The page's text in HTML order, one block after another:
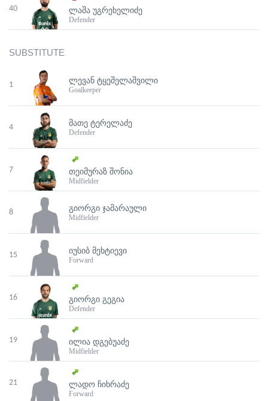
40 ᲚᲐᲨᲐ ᲣᲒᲠᲔᲮᲔᲚᲘᲫᲔ
Defender
SUBSTITUTE
1 ᲚᲔᲕᲐᲜ ᲢᲧᲔᲨᲔᲚᲐᲨᲕᲘᲚᲘ
Goalkeeper
4 ᲛᲐᲗᲔ ᲢᲔᲠᲔᲚᲐᲫᲔ
Defender
7 ᲗᲔᲘᲛᲣᲠᲐᲖ ᲨᲝᲜᲘᲐ
Midfielder
8 ᲒᲘᲝᲠᲒᲘ ᲯᲐᲛᲐᲠᲐᲣᲚᲘ
Midfielder
15 ᲘᲣᲡᲘᲑ ᲛᲔᲮᲢᲘᲔᲕᲘ
Forward
16 ᲒᲘᲝᲠᲒᲘ ᲒᲔᲒᲘᲐ
Defender
19 ᲘᲚᲘᲐ ᲓᲒᲔᲑᲣᲐᲫᲔ
Midfielder
21 ᲚᲐᲓᲝ ᲩᲘᲮᲠᲐᲫᲔ
Forward